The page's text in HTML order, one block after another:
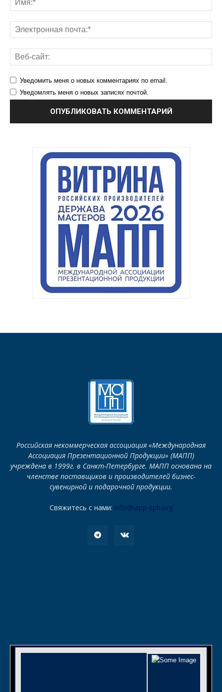
Уведомить меня о новых комментариях по email.
Уведомлять меня о новых записях почтой.
Российская некоммерческая ассоциация «Международная
Ассоциация Презентационной Продукции» (МАПП)
учреждена в 1999г. в Санкт-Петербурге. МАПП основана на
членстве поставщиков и производителей бизнес-
сувенирной и подарочной продукции.
Свяжитесь с нами: info@iapp-spb.org